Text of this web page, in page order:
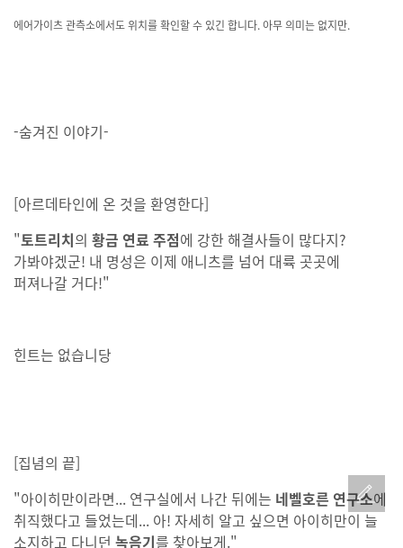
에어가이츠 관측소에서도 위치를 확인할 수 있긴 합니다. 아무 의미는 없지만.
-숨겨진 이야기-
[아르데타인에 온 것을 환영한다]
"토트리치의 황금 연료 주점에 강한 해결사들이 많다지?
가봐야겠군! 내 명성은 이제 애니츠를 넘어 대륙 곳곳에
퍼져나갈 거다!"
힌트는 없습니당
[집념의 끝]
"아이히만이라면... 연구실에서 나간 뒤에는 네벨호른 연구소에
취직했다고 들었는데... 아! 자세히 알고 싶으면 아이히만이 늘
소지하고 다니던 녹음기를 찾아보게."